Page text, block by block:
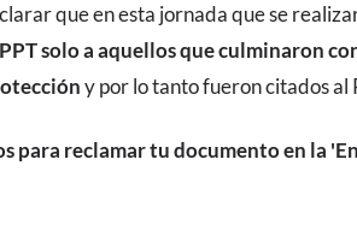
que en esta jornada que se
solo a aquellos que culminaron
y por lo tanto fueron citados al
para reclamar tu documento en la